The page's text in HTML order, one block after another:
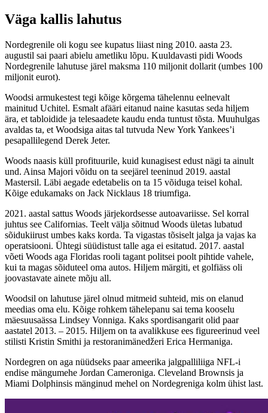
Väga kallis lahutus
Nordegrenile oli kogu see kupatus liiast ning 2010. aasta 23.
augustil sai paari abielu ametliku lõpu. Kuuldavasti pidi Woods
Nordegrenile lahutuse järel maksma 110 miljonit dollarit (umbes 100
miljonit eurot).
Woodsi armukestest tegi kõige kõrgema tähelennu eelnevalt
mainitud Uchitel. Esmalt afääri eitanud naine kasutas seda hiljem
ära, et tabloidide ja telesaadete kaudu enda tuntust tõsta. Muuhulgas
avaldas ta, et Woodsiga aitas tal tutvuda New York Yankees’i
pesapallilegend Derek Jeter.
Woods naasis küll profituurile, kuid kunagisest edust nägi ta ainult
und. Ainsa Majori võidu on ta seejärel teeninud 2019. aastal
Mastersil. Läbi aegade edetabelis on ta 15 võiduga teisel kohal.
Kõige edukamaks on Jack Nicklaus 18 triumfiga.
2021. aastal sattus Woods järjekordsesse autoavariisse. Sel korral
juhtus see Californias. Teelt välja sõitnud Woods ületas lubatud
sõidukiirust umbes kaks korda. Ta vigastas tõsiselt jalga ja vajas ka
operatsiooni. Ühtegi süüdistust talle aga ei esitatud. 2017. aastal
võeti Woods aga Floridas rooli tagant politsei poolt pihtide vahele,
kui ta magas sõiduteel oma autos. Hiljem märgiti, et golfiäss oli
joovastavate ainete mõju all.
Woodsil on lahutuse järel olnud mitmeid suhteid, mis on elanud
meedias oma elu. Kõige rohkem tähelepanu sai tema kooselu
mäesuusaässa Lindsey Vonniga. Kaks spordisangarit olid paar
aastatel 2013. – 2015. Hiljem on ta avalikkuse ees figureerinud veel
stilisti Kristin Smithi ja restoranimänedžeri Erica Hermaniga.
Nordegren on aga nüüdseks paar ameerika jalgpalliliiga NFL-i
endise mängumehe Jordan Cameroniga. Cleveland Brownsis ja
Miami Dolphinsis mänginud mehel on Nordegreniga kolm ühist last.